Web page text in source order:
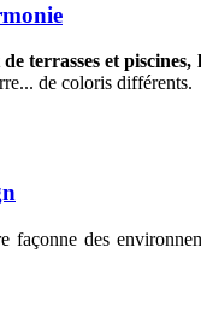
terrasses et
de coloris différents.
des